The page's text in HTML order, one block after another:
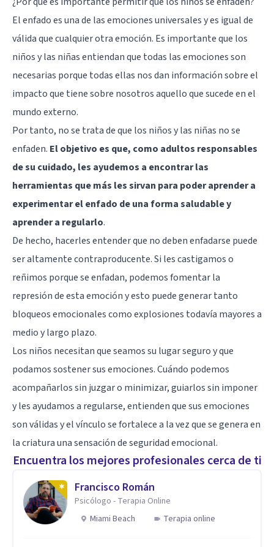
El enfado es una de las emociones universales y es igual de
válida que cualquier otra emoción. Es importante que los
niños y las niñas entiendan que todas las emociones son
necesarias porque todas ellas nos dan información sobre el
impacto que tiene sobre nosotros aquello que sucede en el
mundo externo.
Por tanto, no se trata de que los niños y las niñas no se
enfaden. El objetivo es que, como adultos responsables
de su cuidado, les ayudemos a encontrar las
herramientas que más les sirvan para poder aprender a
experimentar el enfado de una forma saludable y
aprender a regularlo.
De hecho, hacerles entender que no deben enfadarse puede
ser altamente contraproducente. Si les castigamos o
reñimos porque se enfadan, podemos fomentar la
represión de esta emoción y esto puede generar tanto
bloqueos emocionales como explosiones todavía mayores a
medio y largo plazo.
Los niños necesitan que seamos su lugar seguro y que
podamos sostener sus emociones. Cuándo podemos
acompañarlos sin juzgar o minimizar, guiarlos sin imponer
y les ayudamos a regularse, entienden que sus emociones
son válidas y el vínculo se fortalece a la vez que se genera en
la criatura una sensación de seguridad emocional.
Encuentra los mejores profesionales cerca de ti
Francisco Román
Psicólogo - Terapia Online
Miami Beach
Terapia online